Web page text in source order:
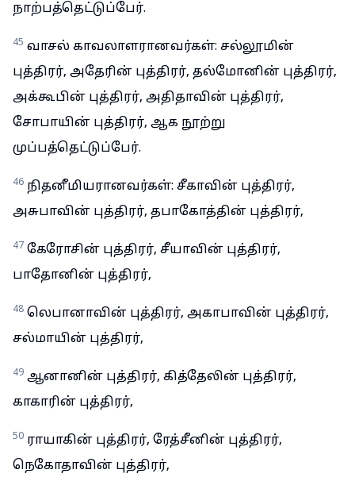
நாற்பத்தெட்டுப்பேர்.
45 வாசல் காவலாளரானவர்கள்: சல்லூமின்
புத்திரர், அதேரின் புத்திரர், தல்மோனின் புத்திரர்,
அக்கூபின் புத்திரர், அதிதாவின் புத்திரர்,
சோபாயின் புத்திரர், ஆக நூற்று
முப்பத்தெட்டுப்பேர்.
46 நிதனீமியரானவர்கள்: சீகாவின் புத்திரர்,
அசுபாவின் புத்திரர், தபாகோத்தின் புத்திரர்,
47 கேரோசின் புத்திரர், சீயாவின் புத்திரர்,
பாதோனின் புத்திரர்,
48 லெபானாவின் புத்திரர், அகாபாவின் புத்திரர்,
சல்மாயின் புத்திரர்,
49 ஆனானின் புத்திரர், கித்தேலின் புத்திரர்,
காகாரின் புத்திரர்,
50 ராயாகின் புத்திரர், ரேத்சீனின் புத்திரர்,
நெகோதாவின் புத்திரர்,